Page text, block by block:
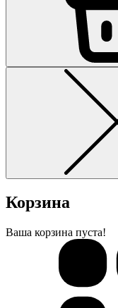
Корзина
Ваша корзина пуста!